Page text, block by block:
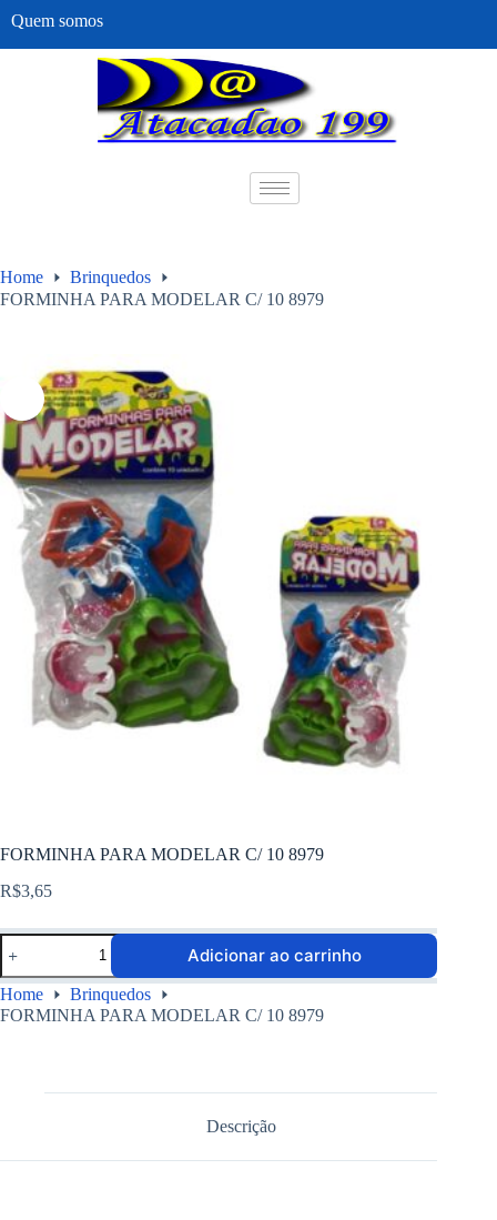
Quem somos
Home
Brinquedos
FORMINHA PARA MODELAR C/ 10 8979
FORMINHA PARA MODELAR C/ 10 8979
R$3,65
Adicionar ao carrinho
Home
Brinquedos
FORMINHA PARA MODELAR C/ 10 8979
Descrição